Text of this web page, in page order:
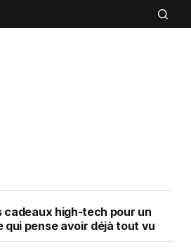
cadeaux high-tech pour un
qui pense avoir déjà tout vu